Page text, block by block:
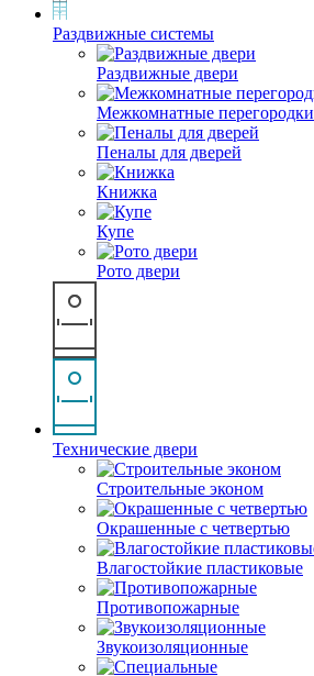
Раздвижные системы
Раздвижные двери
Межкомнатные перегородки
Пеналы для дверей
Книжка
Купе
Рото двери
Технические двери
Строительные эконом
Окрашенные с четвертью
Влагостойкие пластиковые
Противопожарные
Звукоизоляционные